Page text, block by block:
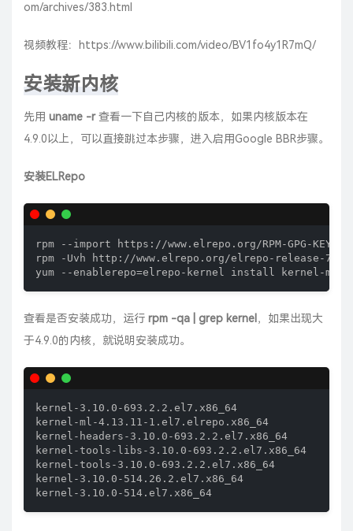
om/archives/383.html
视频教程： https://www.bilibili.com/video/BV1fo4y1R7mQ/
安装新内核
先用 uname -r查看一下自己内核的版本，如果内核版本在
4.9.0以上，可以直接跳过本步骤，进入启用Google BBR步骤。
安装ELRepo
rpm --import https://www.elrepo.org/RPM-GPG-KEY-
rpm -Uvh http://www.elrepo.org/elrepo-release-
yum --enablerepo=elrepo-kernel install kernel-ml -
查看是否安装成功，运行 rpm -qa | grep kernel，如果出现大
于4.9.0的内核，就说明安装成功。
kernel-3.10.0-693.2.2.el7.x86_64
kernel-ml-4.13.11-1.el7.elrepo.x86_64
kernel-headers-3.10.0-693.2.2.el7.x86_64
kernel-tools-libs-3.10.0-693.2.2.el7.x86_64
kernel-tools-3.10.0-693.2.2.el7.x86_64
kernel-3.10.0-514.26.2.el7.x86_64
kernel-3.10.0-514.el7.x86_64